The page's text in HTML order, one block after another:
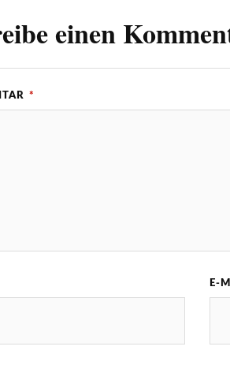
einen
*
E-